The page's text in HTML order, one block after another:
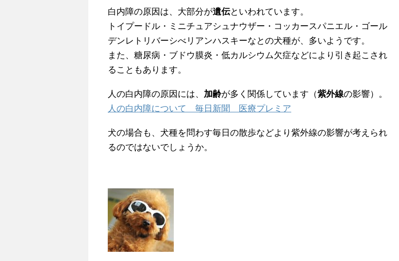
白内障の原因は、大部分が遺伝といわれています。
トイプードル・ミニチュアシュナウザー・コッカースパニエル・ゴール
デンレトリバーシべリアンハスキーなとの犬種が、多いようです。
また、糖尿病・ブドウ膜炎・低カルシウム欠症などにより引き起こされ
ることもあります。
人の白内障の原因には、 加齢が多く関係しています（紫外線の影響）。
人の白内障について 毎日新聞 医療プレミア
犬の場合も、犬種を問わす毎日の散歩などより紫外線の影響が考えられ
るのではないでしょうか。